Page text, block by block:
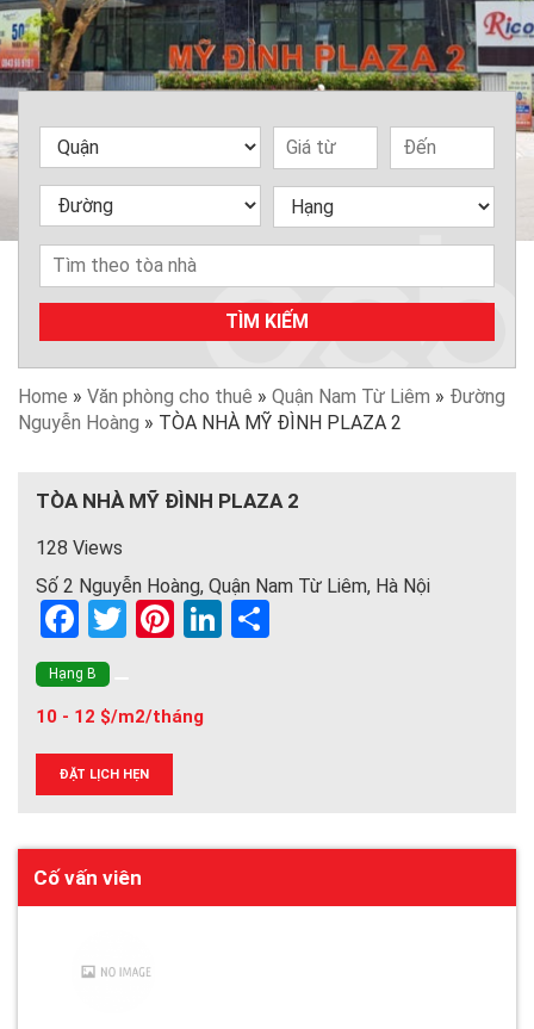
TÌM KIẾM
Home » Văn phòng cho thuê » Quận Nam Từ Liêm » Đường
Nguyễn Hoàng » TÒA NHÀ MỸ ĐÌNH PLAZA 2
TÒA NHÀ MỸ ĐÌNH PLAZA 2
128 Views
Số 2 Nguyễn Hoàng, Quận Nam Từ Liêm, Hà Nội
F
a
ce
b
o
o
k
T
er
Pi
es
Li
Hạng B
10 - 12 $/m2/tháng
ĐẶT LỊCH HẸN
Cố vấn viên